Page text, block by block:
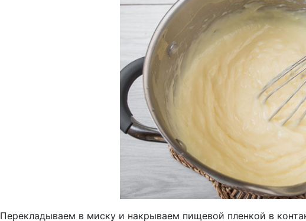
Перекладываем в миску и накрываем пищевой пленкой в